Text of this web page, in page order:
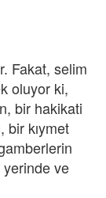
Fakat, selim
oluyor ki,
bir hakikati
bir kıymet
yerinde ve